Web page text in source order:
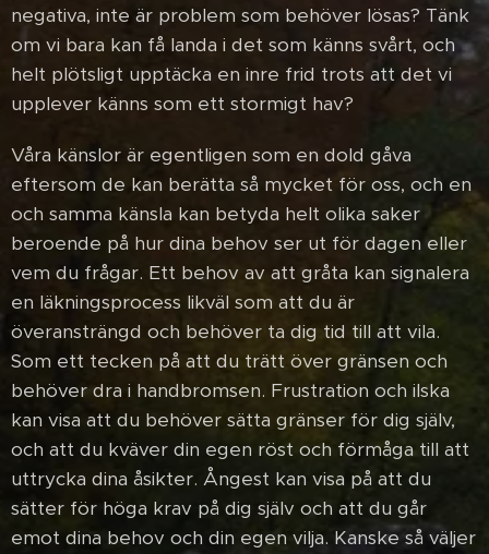
negativa, inte är problem som behöver lösas? Tänk
om vi bara kan få landa i det som känns svårt, och
helt plötsligt upptäcka en inre frid trots att det vi
upplever känns som ett stormigt hav?
Våra känslor är egentligen som en dold gåva
eftersom de kan berätta så mycket för oss, och en
och samma känsla kan betyda helt olika saker
beroende på hur dina behov ser ut för dagen eller
vem du frågar. Ett behov av att gråta kan signalera
en läkningsprocess likväl som att du är
överansträngd och behöver ta dig tid till att vila.
Som ett tecken på att du trätt över gränsen och
behöver dra i handbromsen. Frustration och ilska
kan visa att du behöver sätta gränser för dig själv,
och att du kväver din egen röst och förmåga till att
uttrycka dina åsikter. Ångest kan visa på att du
sätter för höga krav på dig själv och att du går
emot dina behov och din egen vilja. Kanske så väljer